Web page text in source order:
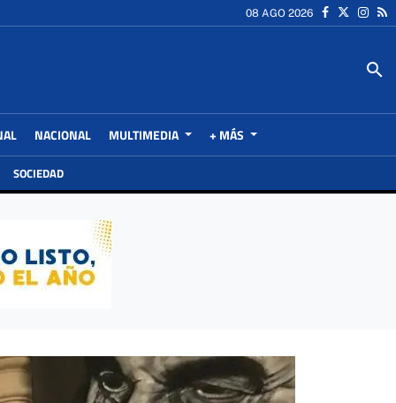
08 AGO 2026
search
NACIONAL MULTIMEDIA + MÁS
SOCIEDAD